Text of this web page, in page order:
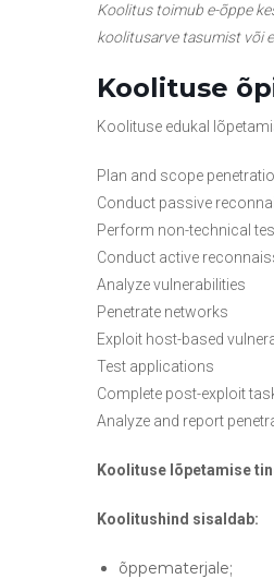
Koolitus toimub e-õppe
koolitusarve tasumist või
Koolituse
Koolituse edukal
Plan and scope
Conduct passive
Perform non-technical
Conduct active
Analyze vulnerabilities
Penetrate networks
Exploit host-based
Test applications
Complete post-exploit
Analyze and report
Koolituse lõpetamise
Koolitushind sisaldab:
õppematerjale;